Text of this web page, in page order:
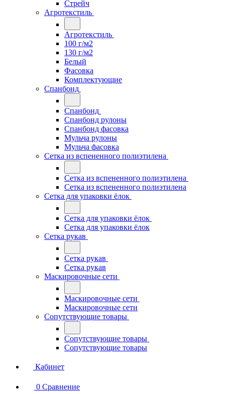
Стрейч
Агротекстиль
Агротекстиль
100 г/м2
130 г/м2
Белый
Фасовка
Комплектующие
Спанбонд
Спанбонд
Спанбонд рулоны
Спанбонд фасовка
Мульча рулоны
Мульча фасовка
Сетка из вспененного полиэтилена
Сетка из вспененного полиэтилена
Сетка из вспененного полиэтилена
Сетка для упаковки ёлок
Сетка для упаковки ёлок
Сетка для упаковки ёлок
Сетка рукав
Сетка рукав
Сетка рукав
Маскировочные сети
Маскировочные сети
Маскировочные сети
Сопутствующие товары
Сопутствующие товары
Сопутствующие товары
Кабинет
0 Сравнение